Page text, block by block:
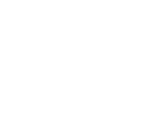
DISEÑO
espacios únicos y una
Aunque cada proyecto es único,